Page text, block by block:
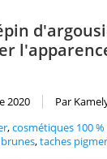
2020
Par
,cosmétiques 100
,taches